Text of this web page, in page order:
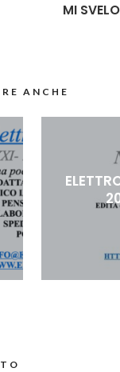
MI
ANCHE